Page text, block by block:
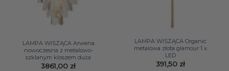
LAMPA WISZĄCA Arwena
nowoczesna z metalowo-
szklanym kloszem duża
3861,00 zł
LAMPA WISZĄCA Organic
metalowa złota glamour 1 x
LED
391,50 zł